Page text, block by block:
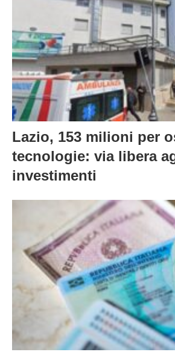
Lazio, 153 milioni per
tecnologie: via libera
investimenti